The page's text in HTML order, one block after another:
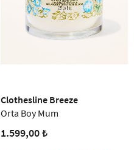
Clothesline Breeze
Orta Boy Mum
1.599,00 ₺